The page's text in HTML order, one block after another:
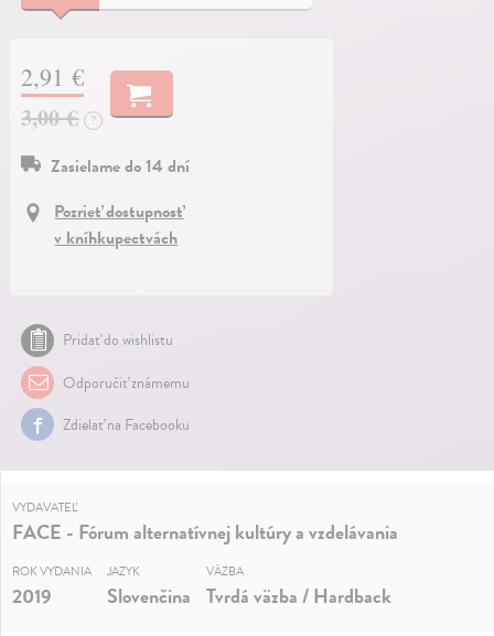
2,91 €
3,00 €
?
Zasielame do 14 dní
Pozrieť dostupnosť
v kníhkupectvách
Pridať do wishlistu
Odporučiť známemu
Zdielať na Facebooku
VYDAVATEĽ
FACE - Fórum alternatívnej kultúry a vzdelávania
ROK VYDANIA
2019
JAZYK
Slovenčina
VÄZBA
Tvrdá väzba / Hardback